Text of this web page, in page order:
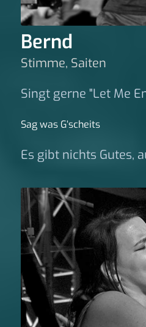
Bernd
Stimme, Saiten
Singt gerne "Let Me
Sag was G‘scheits
Es gibt nichts Gutes,